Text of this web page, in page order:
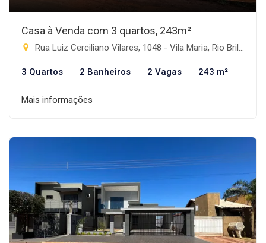
Casa à Venda com 3 quartos, 243m²
Rua Luiz Cerciliano Vilares, 1048 - Vila Maria, Rio Brilhante-MS
3 Quartos 2 Banheiros 2 Vagas 243 m²
Mais informações